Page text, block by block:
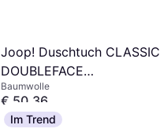
Joop! Duschtuch CLASSIC
DOUBLEFACE
Badezimmerhandtuch
Baumwolle
€ 50,36
Oder € 16,78/Mon.
9+ Shops
Im Trend